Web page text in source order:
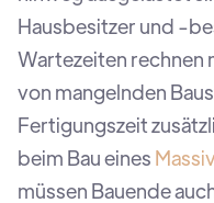
Hausbesitzer und -
Wartezeiten rechnen
von mangelnden
Fertigungszeit
beim Bau eines Massiv
müssen Bauende